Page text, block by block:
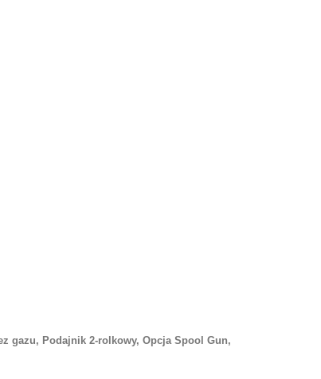
gazu, Podajnik 2-rolkowy, Opcja Spool Gun,